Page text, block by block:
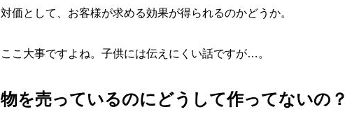
対価として、お客様が求める効果が得られるのかどうか。
ここ大事ですよね。子供には伝えにくい話ですが…。
物を売っているのにどうして作ってないの？